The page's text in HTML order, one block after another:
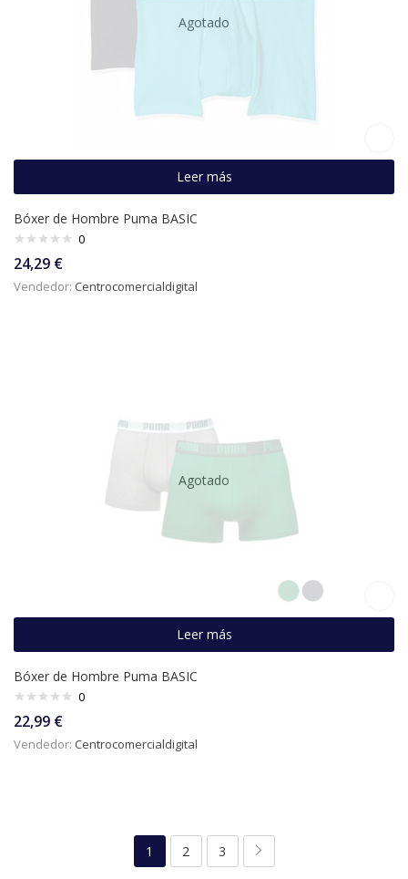
Agotado
Leer más
Bóxer de Hombre Puma BASIC
0
24,29 €
Vendedor: Centrocomercialdigital
Agotado
Leer más
Bóxer de Hombre Puma BASIC
0
22,99 €
Vendedor: Centrocomercialdigital
1 2 3